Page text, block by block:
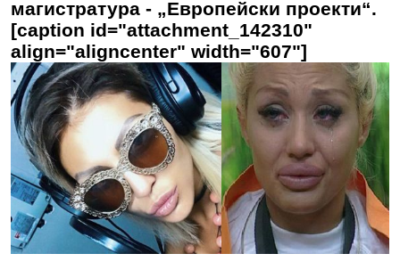
магистратура - „Европейски проекти“.
[caption id="attachment_142310"
align="aligncenter" width="607"]